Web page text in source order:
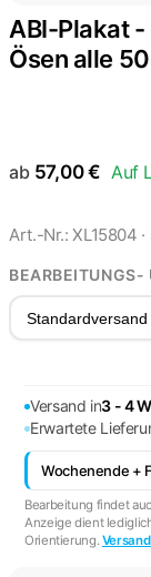
ABI-Plakat -
Ösen alle
ab 57,00€ Auf
Art.-Nr.: XL15804
BEARBEITUNGS-
Versand in3 - 4
Erwartete
Wochenende +
Bearbeitung findet
Anzeige dient
Orientierung.